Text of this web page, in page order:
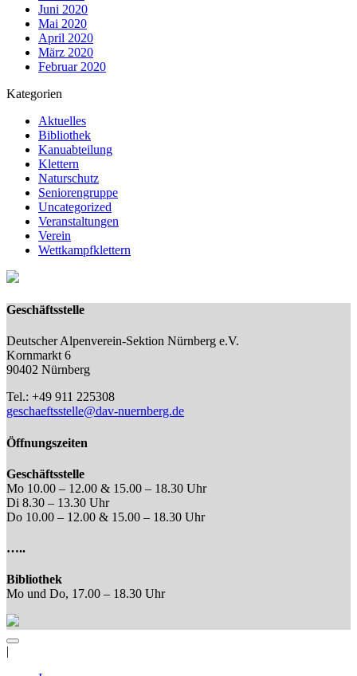
Juni 2020
Mai 2020
April 2020
März 2020
Februar 2020
Kategorien
Aktuelles
Bibliothek
Kanuabteilung
Klettern
Naturschutz
Seniorengruppe
Uncategorized
Veranstaltungen
Verein
Wettkampfklettern
Geschäftsstelle
Deutscher Alpenverein-Sektion Nürnberg e.V.
Kornmarkt 6
90402 Nürnberg
Tel.: +49 911 225308
geschaeftsstelle@dav-nuernberg.de
Öffnungszeiten
Geschäftsstelle
Mo 10.00 – 12.00 & 15.00 – 18.30 Uhr
Di 8.30 – 13.30 Uhr
Do 10.00 – 12.00 & 15.00 – 18.30 Uhr
…..
Bibliothek
Mo und Do, 17.00 – 18.30 Uhr